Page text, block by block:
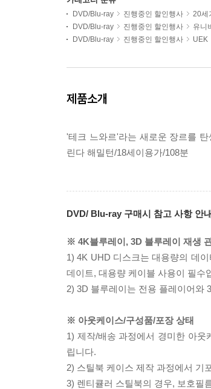
DVD/Blu-ray 진행중인 할인행사 20세
DVD/Blu-ray
진행중인 할인행사 유니
DVD/Blu-ray
진행중인 할인행사 UEK
제품소개
'테크 느와르'라는 새로운 장르를
린다 해밀턴/18세이용가/108분
DVD/ Blu-ray 구매시 참고 사항 안
※ 4K블루레이, 3D 블루레이 재생
1) 4K UHD 디스크는 대용량의 데
데이트, 대용량 케이블 사용이 필수
2) 3D 블루레이는 전용 플레이어와
※ 아웃케이스/구성품/포장 상태
1) 제작/배송 과정에서 경미한 아
립니다.
2) 스틸북 케이스 제작 과정에서 기
3) 렌티큘러 스틸북의 경우, 보호필